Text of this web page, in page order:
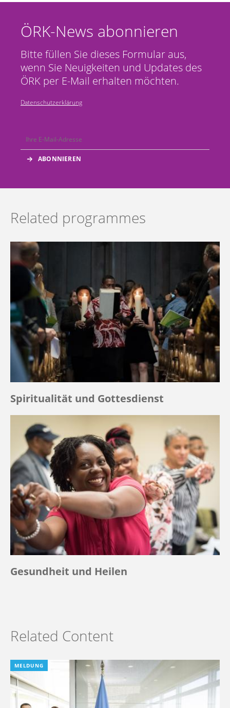
ÖRK-News abonnieren
Bitte füllen Sie dieses Formular aus,
wenn Sie Neuigkeiten und Updates des
ÖRK per E-Mail erhalten möchten.
Datenschutzerklärung
Related programmes
Spiritualität und Gottesdienst
Gesundheit und Heilen
Related Content
MELDUNG